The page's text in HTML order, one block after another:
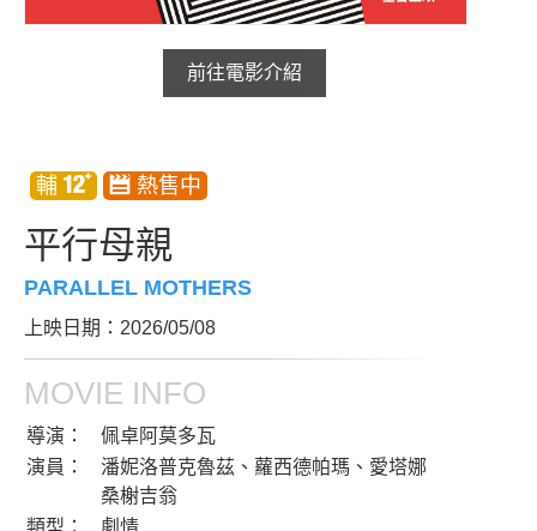
前往電影介紹
平行母親
PARALLEL MOTHERS
上映日期：2026/05/08
MOVIE INFO
導演：
佩卓阿莫多瓦
演員：
潘妮洛普克魯茲、蘿西德帕瑪、愛塔娜
桑榭吉翁
類型：
劇情
加入iShow
會員Q&A